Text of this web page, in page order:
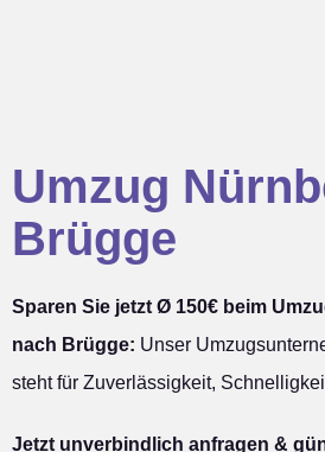
Umzug
Brügge
Sparen Sie jetzt Ø 150€ beim
nach Brügge: Unser
steht für Zuverlässigkeit,
Jetzt unverbindlich anfragen &